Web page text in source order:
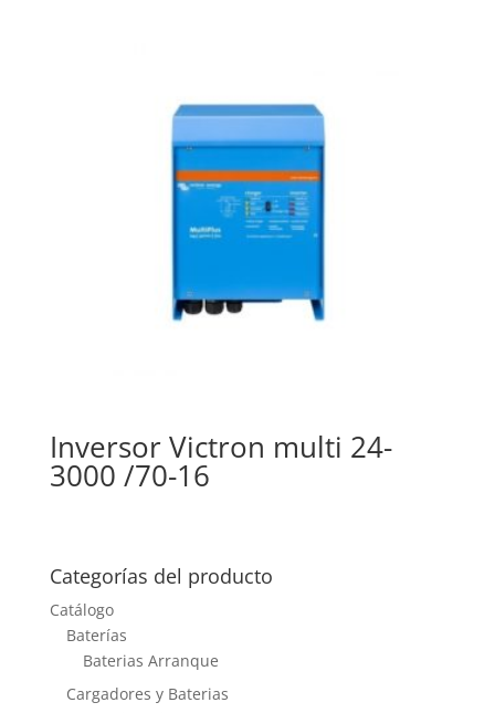
Inversor Victron multi 24-
3000 /70-16
Categorías del producto
Catálogo
Baterías
Baterias Arranque
Cargadores y Baterias